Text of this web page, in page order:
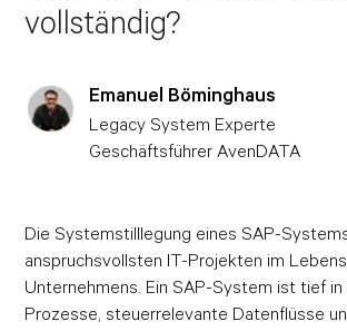
vollständig?
Emanuel Böminghaus
Legacy System Experte
Geschäftsführer AvenDATA
Die Systemstilllegung eines SAP-
anspruchsvollsten IT-Projekten im
Unternehmens. Ein SAP-System ist tief
Prozesse, steuerrelevante Datenflüsse